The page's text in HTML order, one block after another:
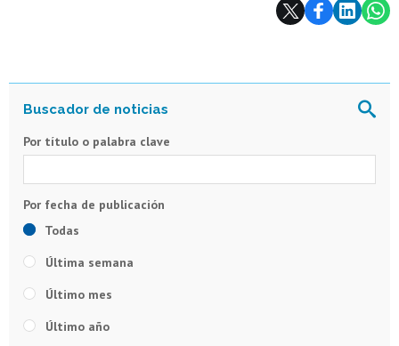
Por título o palabra clave
Todas
Última semana
Último mes
Último año